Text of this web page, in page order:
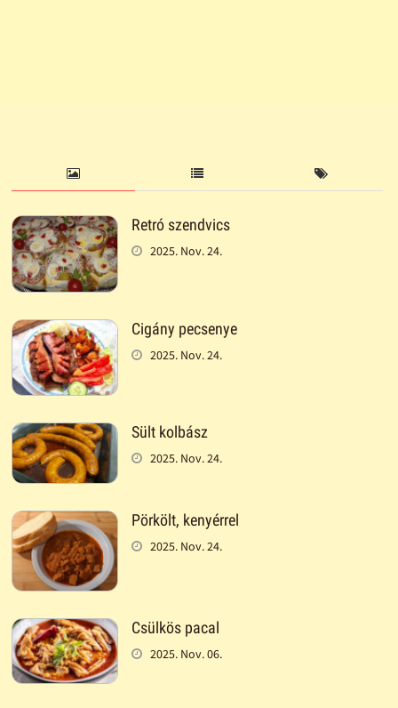
Retró szendvics
2025. Nov. 24.
Cigány pecsenye
2025. Nov. 24.
Sült kolbász
2025. Nov. 24.
Pörkölt, kenyérrel
2025. Nov. 24.
Csülkös pacal
2025. Nov. 06.